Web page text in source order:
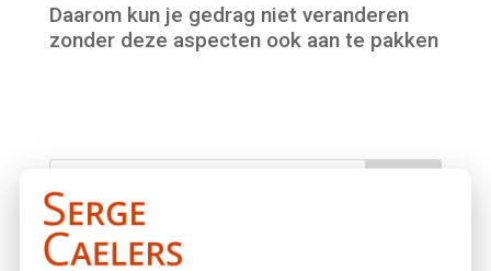
Daarom kun je gedrag niet veranderen
zonder deze aspecten ook aan te pakken
Recente berichten